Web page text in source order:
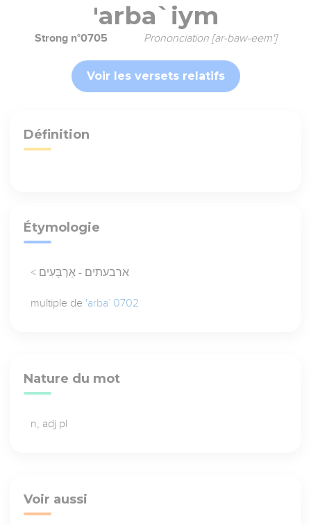
'arba`iym
Strong n°0705 Prononciation [ar-baw-eem']
Voir les versets relatifs
Définition
Étymologie
< ארבעתים - אַרְבָּעִים
multiple de 'arba` 0702
Nature du mot
n, adj pl
Voir aussi